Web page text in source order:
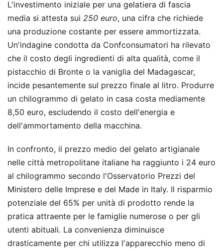
L'investimento iniziale per una gelatiera di fascia
media si attesta sui 250 euro, una cifra che richiede
una produzione costante per essere ammortizzata.
Un'indagine condotta da Confconsumatori ha rilevato
che il costo degli ingredienti di alta qualità, come il
pistacchio di Bronte o la vaniglia del Madagascar,
incide pesantemente sul prezzo finale al litro. Produrre
un chilogrammo di gelato in casa costa mediamente
8,50 euro, escludendo il costo dell'energia e
dell'ammortamento della macchina.
In confronto, il prezzo medio del gelato artigianale
nelle città metropolitane italiane ha raggiunto i 24 euro
al chilogrammo secondo l'Osservatorio Prezzi del
Ministero delle Imprese e del Made in Italy. Il risparmio
potenziale del 65% per unità di prodotto rende la
pratica attraente per le famiglie numerose o per gli
utenti abituali. La convenienza diminuisce
drasticamente per chi utilizza l'apparecchio meno di